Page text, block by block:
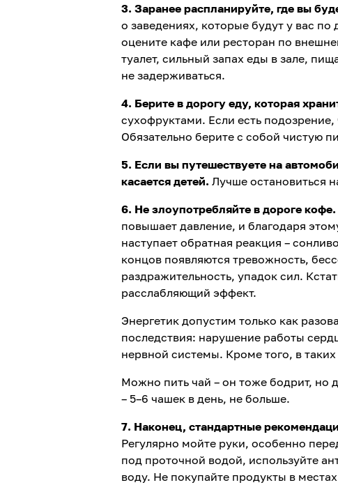
3. Заранее распланируйте, где вы
о заведениях, которые будут у вас
оцените кафе или ресторан по
туалет, сильный запах еды в зале,
не задерживаться.
4. Берите в дорогу еду, которая
сухофруктами. Если есть
Обязательно берите с собой чистую
5. Если вы путешествуете на
касается детей. Лучше остановиться
6. Не злоупотребляйте в дороге кофе.
повышает давление, и благодаря
наступает обратная реакция –
концов появляются тревожность,
раздражительность, упадок сил.
расслабляющий эффект.
Энергетик допустим только как
последствия: нарушение работы
нервной системы. Кроме того, в
Можно пить чай – он тоже бодрит, но
– 5–6 чашек в день, не больше.
7. Наконец, стандартные
Регулярно мойте руки, особенно
под проточной водой, используйте
воду. Не покупайте продукты в